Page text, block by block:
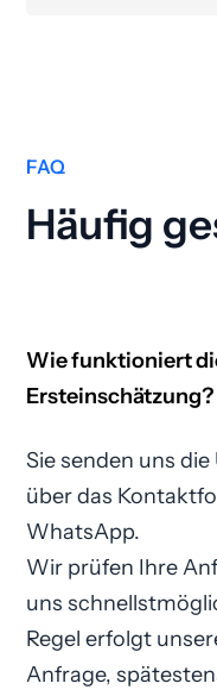
FAQ
Häufig
Wie funktioniert
Ersteinschätzung?
Sie senden uns
über das
WhatsApp.
Wir prüfen Ihre
uns
Regel erfolgt
Anfrage,